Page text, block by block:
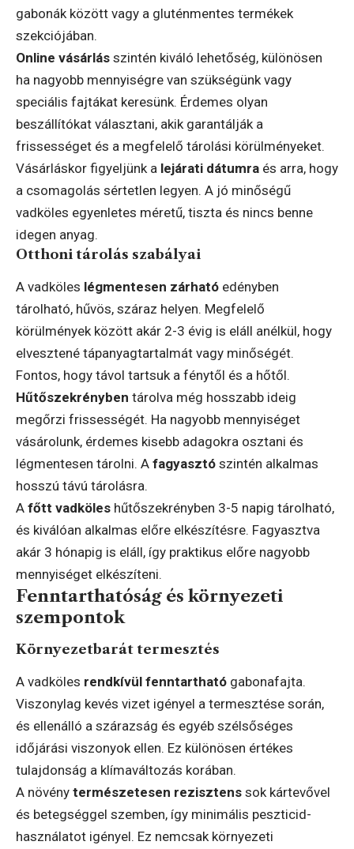
gabonák között vagy a gluténmentes termékek
szekciójában.
Online vásárlás szintén kiváló lehetőség, különösen
ha nagyobb mennyiségre van szükségünk vagy
speciális fajtákat keresünk. Érdemes olyan
beszállítókat választani, akik garantálják a
frissességet és a megfelelő tárolási körülményeket.
Vásárláskor figyeljünk a lejárati dátumra és arra, hogy
a csomagolás sértetlen legyen. A jó minőségű
vadköles egyenletes méretű, tiszta és nincs benne
idegen anyag.
Otthoni tárolás szabályai
A vadköles légmentesen zárható edényben
tárolható, hűvös, száraz helyen. Megfelelő
körülmények között akár 2-3 évig is eláll anélkül, hogy
elvesztené tápanyagtartalmát vagy minőségét.
Fontos, hogy távol tartsuk a fénytől és a hőtől.
Hűtőszekrényben tárolva még hosszabb ideig
megőrzi frissességét. Ha nagyobb mennyiséget
vásárolunk, érdemes kisebb adagokra osztani és
légmentesen tárolni. A fagyasztó szintén alkalmas
hosszú távú tárolásra.
A főtt vadköles hűtőszekrényben 3-5 napig tárolható,
és kiválóan alkalmas előre elkészítésre. Fagyasztva
akár 3 hónapig is eláll, így praktikus előre nagyobb
mennyiséget elkészíteni.
Fenntarthatóság és környezeti
szempontok
Környezetbarát termesztés
A vadköles rendkívül fenntartható gabonafajta.
Viszonylag kevés vizet igényel a termesztése során,
és ellenálló a szárazság és egyéb szélsőséges
időjárási viszonyok ellen. Ez különösen értékes
tulajdonság a klímaváltozás korában.
A növény természetesen rezisztens sok kártevővel
és betegséggel szemben, így minimális peszticid-
használatot igényel. Ez nemcsak környezeti